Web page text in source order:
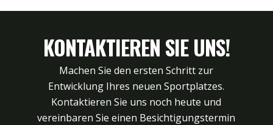
KONTAKTIEREN SIE UNS!
Machen Sie den ersten Schritt zur
Entwicklung Ihres neuen Sportplatzes.
Kontaktieren Sie uns noch heute und
vereinbaren Sie einen Besichtigungstermin